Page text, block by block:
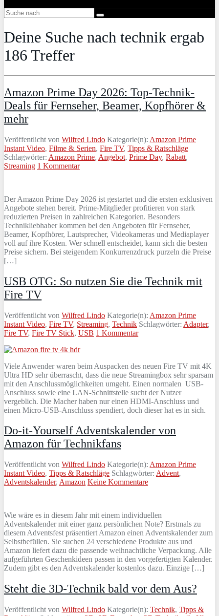
Deine Suche nach technik ergab
186 Treffer
Amazon Prime Day 2026: Top-Technik-
Deals für Fernseher, Beamer, Kopfhörer &
mehr
Veröffentlicht von Wilfred Lindo Kategorie(n): Amazon Prime
Instant Video, Filme & Serien, Fire TV, Tipps & Ratschläge
Schlagwörter: Amazon Prime, Angebot, Prime Day, Rabatt,
Streaming 1 Kommentar
Der Amazon Prime Day 2026 ist gestartet und die ersten exklusiven
Angebote stehen bereit. Prime-Mitglieder profitieren von stark
reduzierten Preisen in zahlreichen Kategorien. Besonders
Technikliebhaber kommen bei den Angeboten für Fernseher,
Beamer, Kopfhörer, Lautsprecher, Videokameras und Mediaplayer
voll auf ihre Kosten. Wer schnell entscheidet, kann sich die besten
Preise sichern. Bei steigendem Konkurrenzdruck purzeln die Preise
[…]
USB OTG: So nutzen Sie die Technik mit
Fire TV
Veröffentlicht von Wilfred Lindo Kategorie(n): Amazon Prime
Instant Video, Fire TV, Streaming, Technik Schlagwörter: Adapter,
Fire TV, Fire TV Stick, USB 1 Kommentar
Viele Anwender waren beim Auspacken des neuen Fire TV mit 4K
Ultra HD sehr überrascht, dass die neue Streamingbox sehr sparsam
mit den Anschlussmöglichkeiten umgeht. Einen normalen USB-
Anschluss sowie eine LAN-Schnittstelle sucht der Nutzer
vergeblich. Die Macher haben nur einen HDMI-Anschluss und
einen Micro-USB-Anschluss spendiert, doch dieser hat es in sich.
Do-it-Yourself Adventskalender von
Amazon für Technikfans
Veröffentlicht von Wilfred Lindo Kategorie(n): Amazon Prime
Instant Video, Tipps & Ratschläge Schlagwörter: Advent,
Adventskalender, Amazon Keine Kommentare
Wie wäre es in diesem Jahr mit einem individuellen
Adventskalender mit einer ganz persönlichen Note? Erstmals zu
diesem Adventsfest präsentiert Amazon einen Adventskalender zum
Selbstbefüllen. Sie suchen 24 verschiedene Produkte aus und
Amazon liefert dazu die passende weihnachtliche Verpackung. Alle
aufgeführten Geschenkideen passen in den vorgefertigten Kalender.
Zudem gibt es den Adventskalender kostenlos dazu. Einzige […]
Steht die 3D-Technik bald vor dem Aus?
Veröffentlicht von Wilfred Lindo Kategorie(n): Technik, Tipps &